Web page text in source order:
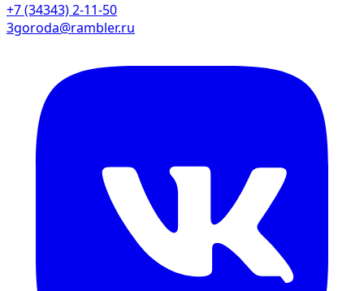
+7 (34343) 2-11-50
3goroda@rambler.ru